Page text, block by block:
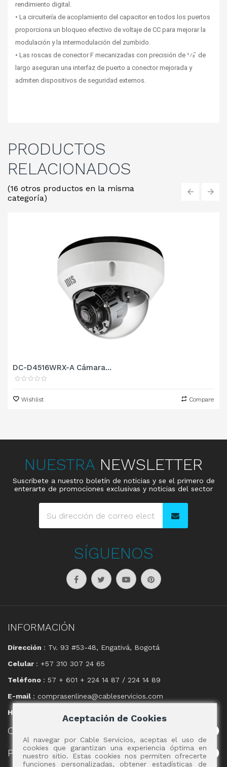
rendimiento digital.
• La circuitería de acoplamiento del capacitor en todos los puertos
proporciona un bloqueo efectivo de voltaje de CC para mejorar la
modulación y la intermodulación del zumbido.
• Las roscas de conector F mecanizadas con precisión de 1⁄2 ̋ de
largo aseguran una interfaz de puerto a conector mejorada y
admiten dispositivos de seguridad externos.
PRODUCTOS
RELACIONADOS
(16 otros productos en la misma
categoría)
DC-D4516WRX-A Cámara...
Wishlist Compare
NUESTRA NEWSLETTER
Suscribete a nuestro boletín de noticias y se el primero de
enterarte de promociones exclusivas y noticias del sector
SÍGUENOS
INFORMACIÓN
Dirección : Tv. 93 #53-48, Engativá, Bogotá
Celular : +57 310 307 24 65
Teléfono : 57 + 601 + 224 14 87 / 224 14 89
E-mail : comprasenlinea@cableservicios.com
Horario
CABLE
POLÍTICAS
Aceptación de Cookies
Al navegar por Cable Servicios, aceptas el uso de
cookies que garantizan una experiencia óptima en
nuestro sitio. Estas cookies nos permiten ofrecerte
funciones personalizadas, obtener estadísticas de